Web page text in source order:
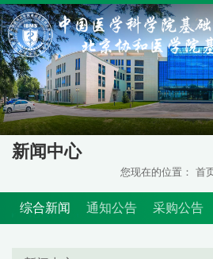
新闻中心
您现在的位置： 首
综合新闻 通知公告 采购公告